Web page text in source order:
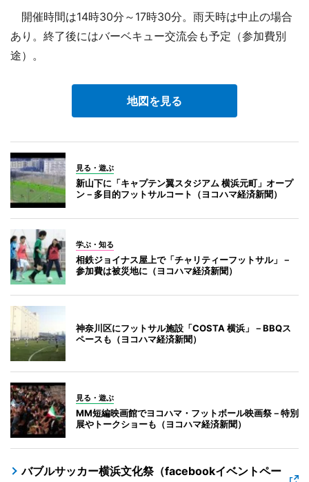
開催時間は14時30分～17時30分。雨天時は中止の場合
あり。終了後にはバーベキュー交流会も予定（参加費別
途）。
地図を見る
見る・遊ぶ
新山下に「キャプテン翼スタジアム 横浜元町」オープ
ン－多目的フットサルコート（ヨコハマ経済新聞）
学ぶ・知る
相鉄ジョイナス屋上で「チャリティーフットサル」－
参加費は被災地に（ヨコハマ経済新聞）
神奈川区にフットサル施設「COSTA 横浜」－BBQス
ペースも（ヨコハマ経済新聞）
見る・遊ぶ
MM短編映画館でヨコハマ・フットボール映画祭－特別
展やトークショーも（ヨコハマ経済新聞）
バブルサッカー横浜文化祭（facebookイベントペー